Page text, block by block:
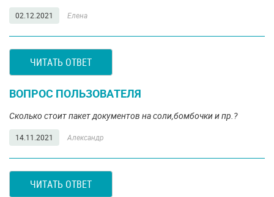
02.12.2021 Елена
ЧИТАТЬ ОТВЕТ
ВОПРОС ПОЛЬЗОВАТЕЛЯ
Сколько стоит пакет документов на соли,бомбочки и пр.?
14.11.2021 Александр
ЧИТАТЬ ОТВЕТ